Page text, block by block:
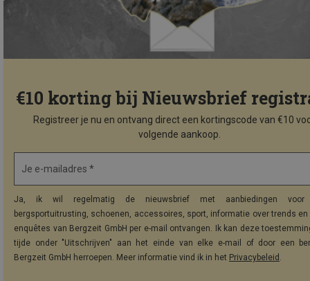
€10 korting bij Nieuwsbrief
Registreer je nu en ontvang direct een kortingscode van €10
volgende aankoop.
Je e-mailadres *
Ja, ik wil regelmatig de nieuwsbrief met aanbiedingen voor
bergsportuitrusting, schoenen, accessoires, sport, informatie over trends
enquêtes van Bergzeit GmbH per e-mail ontvangen. Ik kan deze
tijde onder "Uitschrijven" aan het einde van elke e-mail of door een
Bergzeit GmbH herroepen. Meer informatie vind ik in het Privacybeleid .